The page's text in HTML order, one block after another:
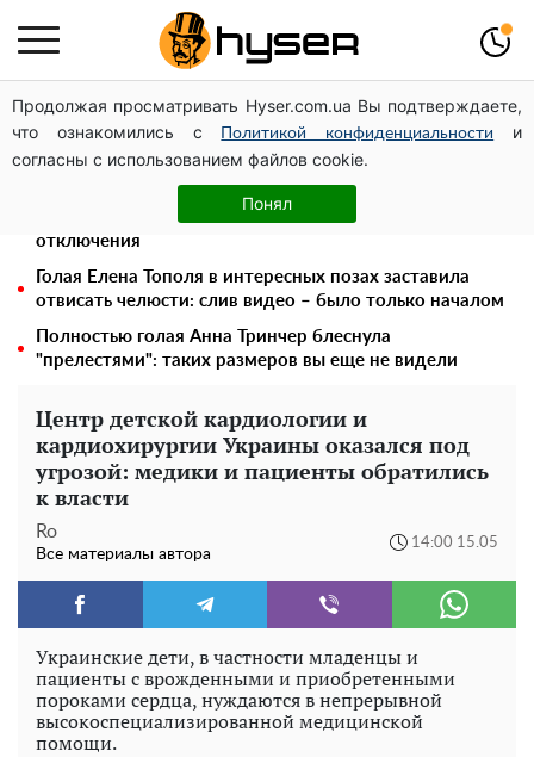
Продолжая просматривать Hyser.com.ua Вы подтверждаете,
что ознакомились с
Политикой конфиденциальности
и
согласны с использованием файлов cookie.
Понял
Украинская авиатранспортная ассоциация обратилась
в Минфин с призывом унифицировать
налогообложение авиализинга
Месяц без света, лютый холод и коммунальные
платежи на тысячи гривен: народ "ломают" в
отключения
Голая Елена Тополя в интересных позах заставила
отвисать челюсти: слив видео – было только началом
Полностью голая Анна Тринчер блеснула
"прелестями": таких размеров вы еще не видели
Центр детской кардиологии и
кардиохирургии Украины оказался под
угрозой: медики и пациенты обратились
к власти
Ro
Все материалы автора
14:00 15.05
Украинские дети, в частности младенцы и
пациенты с врожденными и приобретенными
пороками сердца, нуждаются в непрерывной
высокоспециализированной медицинской
помощи.